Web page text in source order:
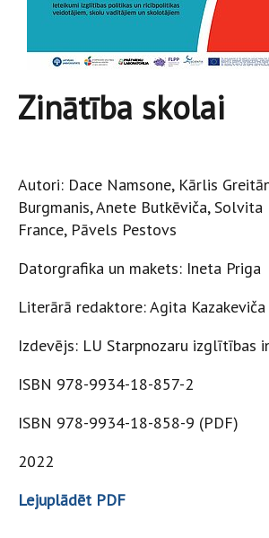
Zinātība skolai
Autori: Dace Namsone, Kārlis
Burgmanis, Anete Butkēviča,
France, Pāvels Pestovs
Datorgrafika un makets: Ineta Priga
Literārā redaktore: Agita Kazakeviča
Izdevējs: LU Starpnozaru izglītības
ISBN 978-9934-18-857-2
ISBN 978-9934-18-858-9 (PDF)
2022
Lejuplādēt PDF